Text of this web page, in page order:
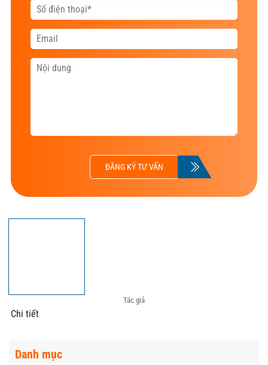
ĐĂNG KÝ TƯ VẤN
Tác giả
Chi tiết
Danh mục